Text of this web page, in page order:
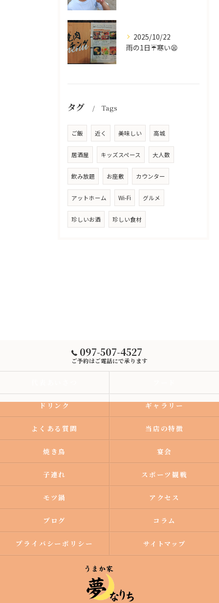
2025/10/22
雨の1日☔寒い😫
タグ Tags
ご飯 近く 美味しい 高城
居酒屋 キッズスペース 大人数
飲み放題 お座敷 カウンター
アットホーム Wi-Fi グルメ
珍しいお酒 珍しい食材
097-507-4527
ご予約はご電話にで承ります
ドリンク ギャラリー
よくある質問 当店の特徴
焼き鳥 宴会
子連れ スポーツ観戦
モツ鍋 アクセス
ブログ コラム
プライバシーポリシー サイトマップ